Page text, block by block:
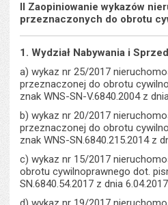
II Zaopiniowanie wykazów
przeznaczonych do obrotu
1. Wydział Nabywania i
a) wykaz nr 25/2017
przeznaczonej do obrotu
znak WNS-SN-V.6840.2004 z
b) wykaz nr 20/2017
przeznaczonej do obrotu
znak WNS-SN.6840.215.2014 z
c) wykaz nr 15/2017
obrotu cywilnoprawnego dot.
SN.6840.54.2017 z dnia